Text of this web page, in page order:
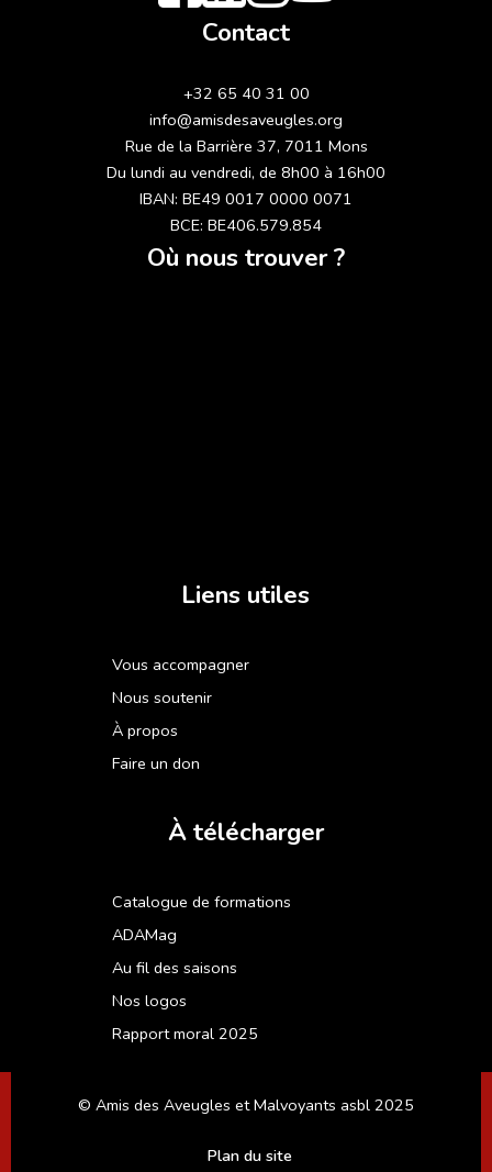
Contact
+32 65 40 31 00
info@amisdesaveugles.org
Rue de la Barrière 37, 7011 Mons
Du lundi au vendredi, de 8h00 à 16h00
IBAN: BE49 0017 0000 0071
BCE: BE406.579.854
Où nous trouver ?
Liens utiles
Vous accompagner
Nous soutenir
À propos
Faire un don
À télécharger
Catalogue de formations
ADAMag
Au fil des saisons
Nos logos
Rapport moral 2025
© Amis des Aveugles et Malvoyants asbl 2025
Plan du site